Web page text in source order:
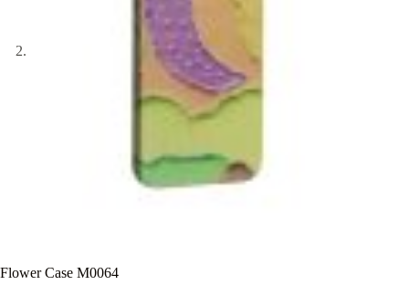
Flower Case M0064